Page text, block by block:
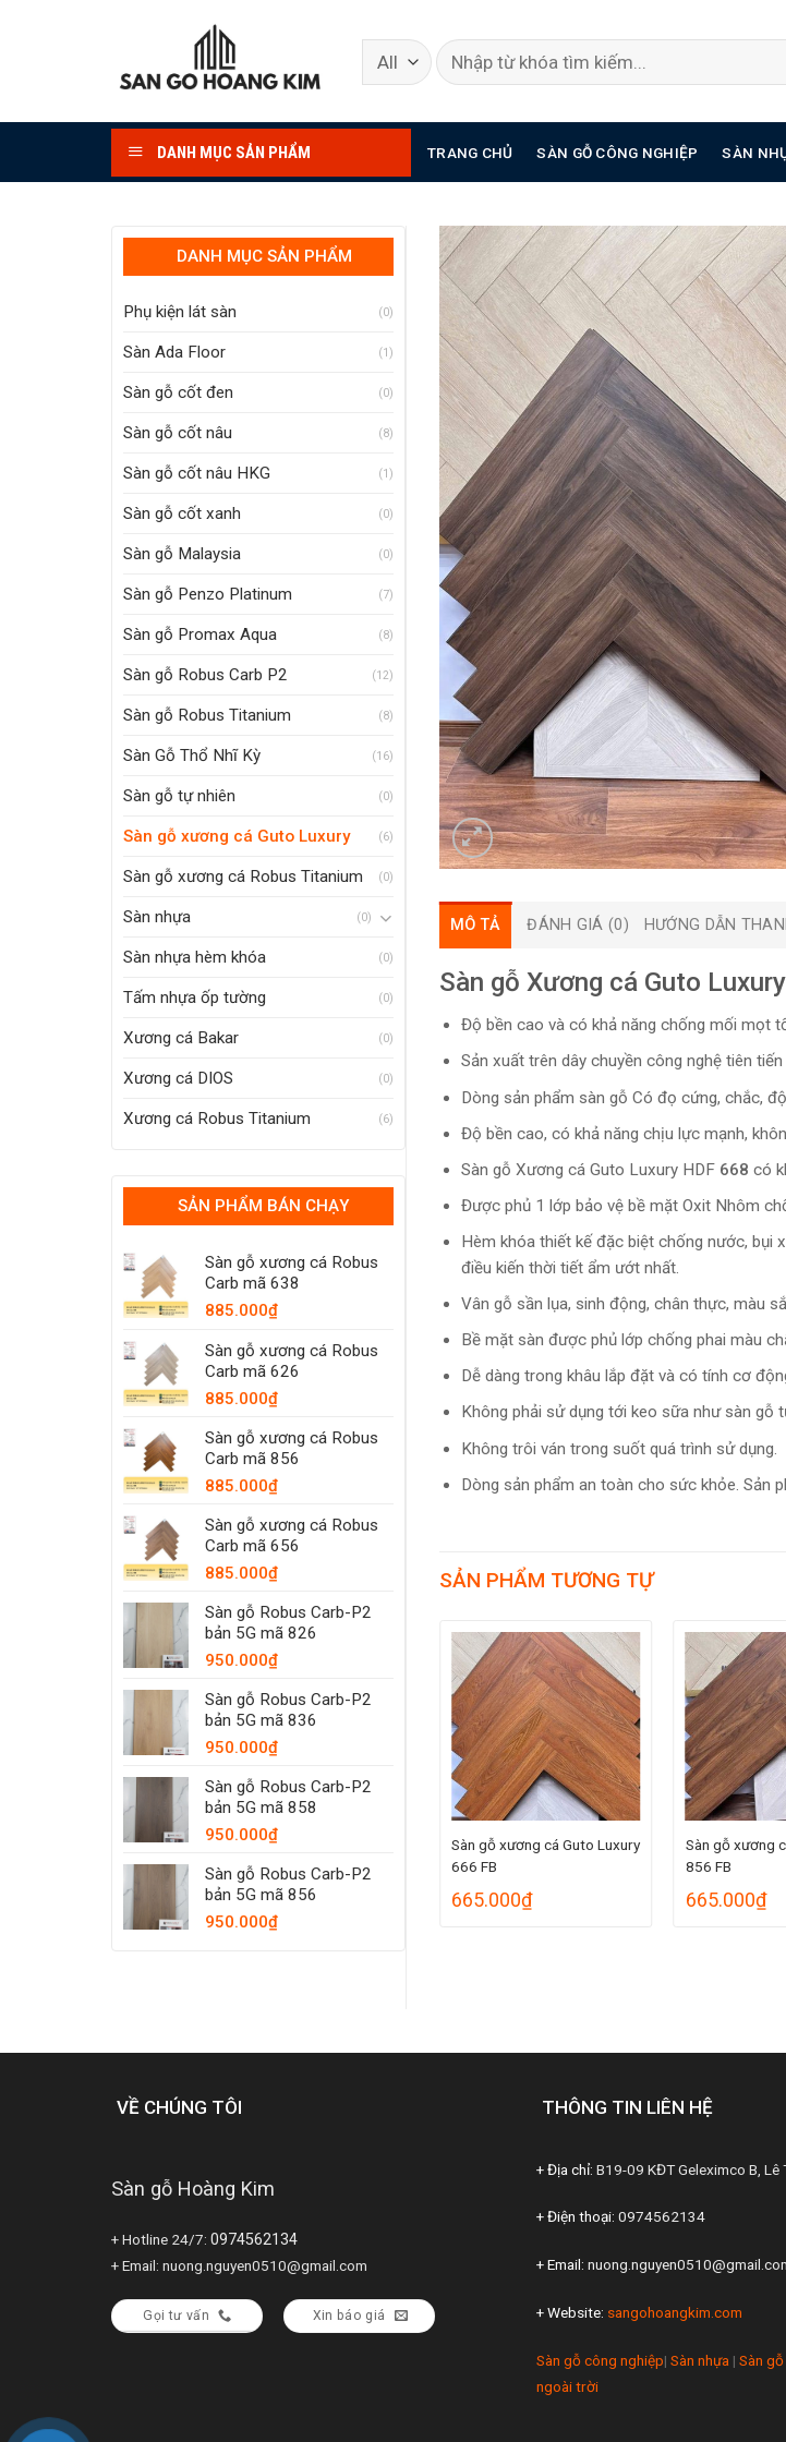
DANH MỤC SẢN PHẨM TRANG CHỦ SÀN GỖ CÔNG NGHIỆP SÀN
DANH MỤC SẢN PHẨM
Phụ kiện lát sàn (0)
Sàn Ada Floor (1)
Sàn gỗ cốt đen (0)
Sàn gỗ cốt nâu (8)
Sàn gỗ cốt nâu HKG (1)
Sàn gỗ cốt xanh (0)
Sàn gỗ Malaysia (0)
Sàn gỗ Penzo Platinum (7)
Sàn gỗ Promax Aqua (8)
Sàn gỗ Robus Carb P2 (12)
Sàn gỗ Robus Titanium (8)
Sàn Gỗ Thổ Nhĩ Kỳ (16)
Sàn gỗ tự nhiên (0)
Sàn gỗ xương cá Guto Luxury (6)
Sàn gỗ xương cá Robus Titanium (0)
Sàn nhựa (0)
Sàn nhựa hèm khóa (0)
Tấm nhựa ốp tường (0)
Xương cá Bakar (0)
Xương cá DIOS (0)
Xương cá Robus Titanium (6)
SẢN PHẨM BÁN CHẠY
Sàn gỗ xương cá Robus
Carb mã 638
885.000₫
Sàn gỗ xương cá Robus
Carb mã 626
885.000₫
Sàn gỗ xương cá Robus
Carb mã 856
885.000₫
Sàn gỗ xương cá Robus
Carb mã 656
885.000₫
Sàn gỗ Robus Carb-P2
bản 5G mã 826
950.000₫
Sàn gỗ Robus Carb-P2
bản 5G mã 836
950.000₫
Sàn gỗ Robus Carb-P2
bản 5G mã 858
950.000₫
Sàn gỗ Robus Carb-P2
bản 5G mã 856
950.000₫
MÔ TẢ ĐÁNH GIÁ (0) HƯỚNG DẪN
Sàn gỗ Xương cá Guto
Độ bền cao và có khả năng chống mối mọt
Sản xuất trên dây chuyền công nghệ tiên
Dòng sản phẩm sàn gỗ Có đọ cứng, chắc,
Độ bền cao, có khả năng chịu lực mạnh,
Sàn gỗ Xương cá Guto Luxury HDF 668 có
Được phủ 1 lớp bảo vệ bề mặt Oxit Nhôm
Hèm khóa thiết kế đặc biệt chống nước, bụi
điều kiến thời tiết ẩm ướt nhất.
Vân gỗ sần lụa, sinh động, chân thực, màu
Bề mặt sàn được phủ lớp chống phai màu
Dễ dàng trong khâu lắp đặt và có tính cơ
Không phải sử dụng tới keo sữa như sàn gỗ
Không trôi ván trong suốt quá trình sử dụng.
Dòng sản phẩm an toàn cho sức khỏe. Sản
SẢN PHẨM TƯƠNG TỰ
Sàn gỗ xương cá Guto Luxury
666 FB
665.000₫
Sàn gỗ xương
856 FB
665.000₫
Sàn gỗ xương cá Guto Luxury
556 FB
665.000₫
VỀ CHÚNG TÔI
Sàn gỗ Hoàng Kim
+ Hotline 24/7: 0974562134
+ Email: nuong.nguyen0510@gmail.com
Gọi tư vấn Xin báo giá
THÔNG TIN LIÊN HỆ
+ Địa chỉ: B19-09 KĐT Geleximco B, Lê
+ Điện thoại: 0974562134
+ Email:
+ Website: sangohoangkim.com
Sàn gỗ công nghiệp| Sàn nhựa | Sàn
ngoài trời